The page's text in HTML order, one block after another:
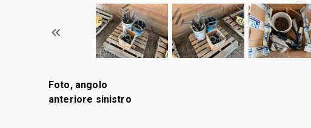
Foto, angolo
anteriore sinistro